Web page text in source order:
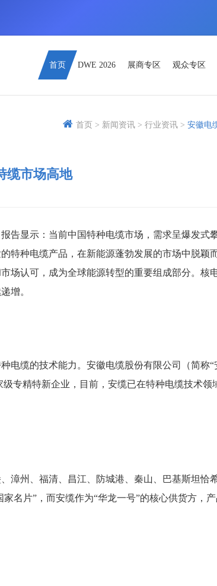
首页 DWE 2026 展商专区 观众专区
首页 > 新闻资讯 > 行业资讯 > 安徽电
缆市场高地
告显示：当前中国特种电缆市场，需求呈爆发式
种电缆产品，在新能源蓬勃发展的市场中脱颖
场认可，成为全球能源转型的重要组成部分。核
增。
电缆的技术能力。安徽电缆股份有限公司（简称
专精特新企业，目前，安缆已在特种电缆技术
漳州、福清、昌江、防城港、秦山、巴基斯坦恰
名片”，而安缆作为“华龙一号”的核心供货方，